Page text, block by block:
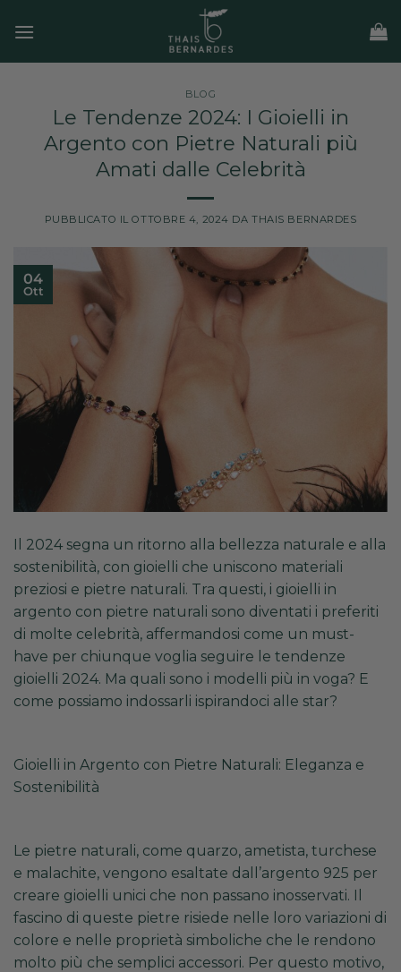
BLOG
Le Tendenze 2024: I Gioielli in
Argento con Pietre Naturali più
Amati dalle Celebrità
PUBBLICATO ILOTTOBRE 4, 2024 DATHAIS BERNARDES
04
Ott
Il 2024 segna un ritorno alla bellezza naturale e alla
sostenibilità, con gioielli che uniscono materiali
preziosi e pietre naturali. Tra questi, i gioielli in
argento con pietre naturali sono diventati i preferiti
di molte celebrità, affermandosi come un must-
have per chiunque voglia seguire le tendenze
gioielli 2024. Ma quali sono i modelli più in voga? E
come possiamo indossarli ispirandoci alle star?
Gioielli in Argento con Pietre Naturali: Eleganza e
Sostenibilità
Le pietre naturali, come quarzo, ametista, turchese
e malachite, vengono esaltate dall’argento 925 per
creare gioielli unici che non passano inosservati. Il
fascino di queste pietre risiede nelle loro variazioni di
colore e nelle proprietà simboliche che le rendono
molto più che semplici accessori. Per questo motivo,